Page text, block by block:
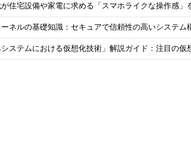
住宅設備や家電に求める「スマホライクな操作感」
ネルの基礎知識：セキュアで信頼性の高いシステム
システムにおける仮想化技術」解説ガイド：注目の仮